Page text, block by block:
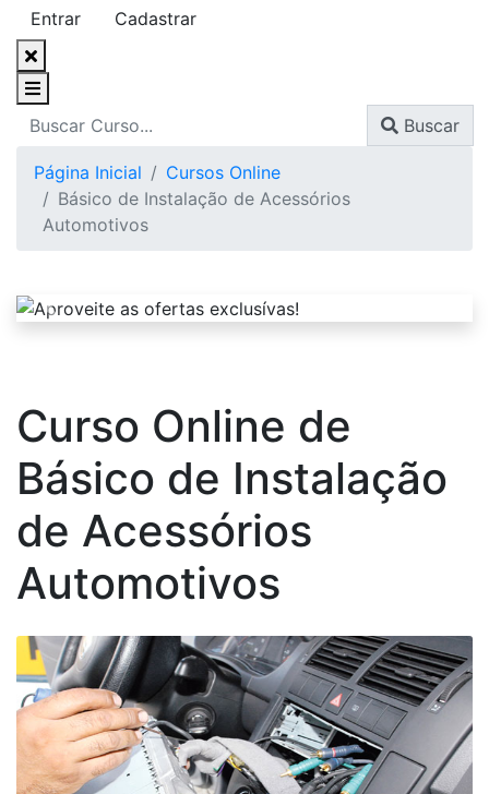
Entrar
Cadastrar
Buscar
Página Inicial
Cursos Online
Básico de Instalação de Acessórios
Automotivos
Curso Online de
Básico de Instalação
de Acessórios
Automotivos